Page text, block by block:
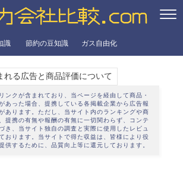
識 節約の豆知識 ガス自由化
れる広告と商品評価について
ンクが含まれており、当ページを経由して商品・
あった場合、提携している各掲載企業から広告報
あります。ただし、当サイト内のランキングや商
提携の有無や報酬の有無に一切関わらず、 コンテ
き、当サイト独自の調査と実際に使用したレビュ
おります。当サイトで得た収益は、皆様により役
供するために、品質向上等に還元しております。